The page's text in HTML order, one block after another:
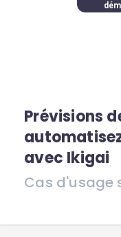
Prévisions
avec Ikigai
Cas d'usage